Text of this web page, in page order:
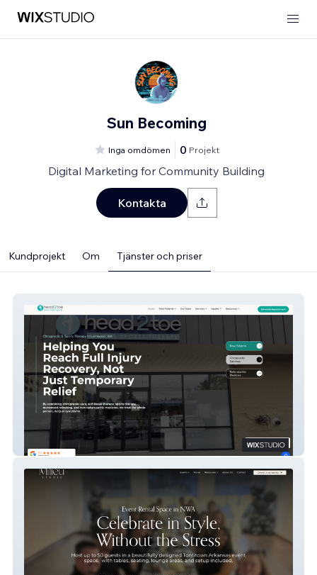
Sun Becoming
Inga omdömen 0 Projekt
Digital Marketing for Community Building
Kontakta
Kundprojekt Om Tjänster och priser
Head 2 Toe Chiropractic